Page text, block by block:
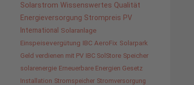
Solarstrom Wissenswertes Qualität
Energieversorgung Strompreis PV
International Solaranlage
Einspeisevergütung IBC AeroFix Solarpark
Geld verdienen mit PV IBC SolStore Speicher
solarenergie Erneuerbare Energien Gesetz
Installation Stromspeicher Stromversorgung